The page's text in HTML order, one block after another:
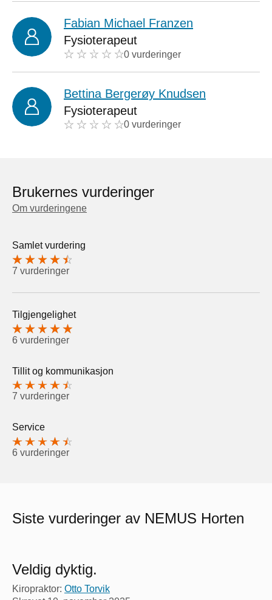
Fabian Michael Franzen
Fysioterapeut
0 vurderinger
Bettina Bergerøy Knudsen
Fysioterapeut
0 vurderinger
Brukernes vurderinger
Om vurderingene
Samlet vurdering
7 vurderinger
Tilgjengelighet
6 vurderinger
Tillit og kommunikasjon
7 vurderinger
Service
6 vurderinger
Siste vurderinger av NEMUS Horten
Veldig dyktig.
Kiropraktor: Otto Torvik